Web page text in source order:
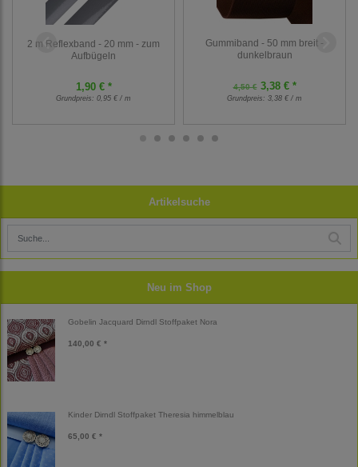
Artikelsuche
Neu im Shop
Gobelin Jacquard Dirndl Stoffpaket Nora
140,00 € *
Kinder Dirndl Stoffpaket Theresia himmelblau
65,00 € *
2 m Reflexband - 20 mm - zum
Aufbügeln
1,90 € *
Grundpreis: 0,95 € / m
Gummiband - 50 mm breit -
dunkelbraun
4,50 €3,38 € *
Grundpreis: 3,38 € / m